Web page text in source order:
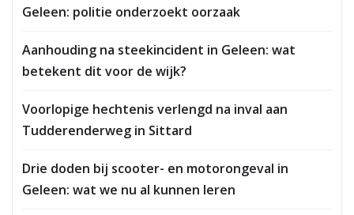
Geleen: politie onderzoekt oorzaak
Aanhouding na steekincident in Geleen: wat
betekent dit voor de wijk?
Voorlopige hechtenis verlengd na inval aan
Tudderenderweg in Sittard
Drie doden bij scooter- en motorongeval in
Geleen: wat we nu al kunnen leren